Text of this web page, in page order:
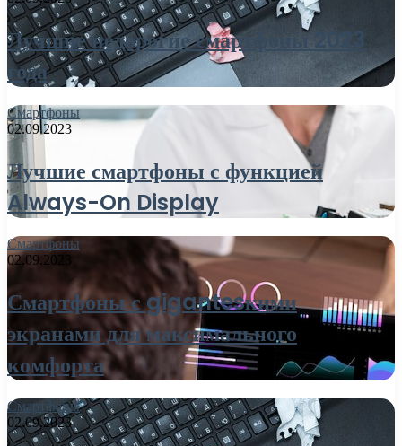
Лучшие недорогие смартфоны 2023
года
Смартфоны
02.09.2023
Лучшие смартфоны с функцией
Always-On Display
Смартфоны
02.09.2023
Смартфоны с gigantesкими
экранами для максимального
комфорта
Смартфоны
02.09.2023